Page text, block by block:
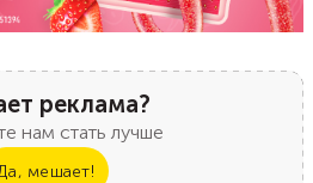
реклама?
нам стать лучше
мешает!